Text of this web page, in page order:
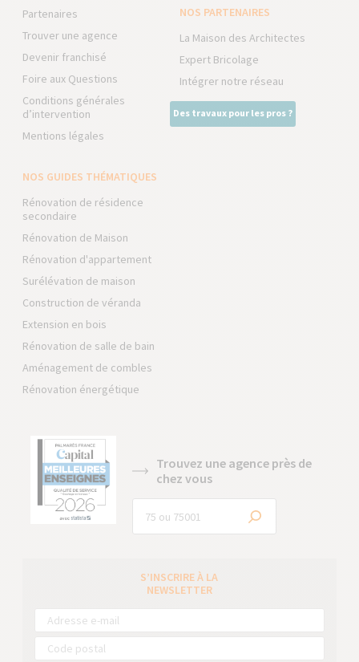
Partenaires
Trouver une agence
Devenir franchisé
Foire aux Questions
Conditions générales
d’intervention
Mentions légales
NOS PARTENAIRES
La Maison des Architectes
Expert Bricolage
Intégrer notre réseau
Des travaux pour les pros ?
NOS GUIDES THÉMATIQUES
Rénovation de résidence
secondaire
Rénovation de Maison
Rénovation d'appartement
Surélévation de maison
Construction de véranda
Extension en bois
Rénovation de salle de bain
Aménagement de combles
Rénovation énergétique
Trouvez une agence près de
chez vous
S’INSCRIRE À LA
NEWSLETTER